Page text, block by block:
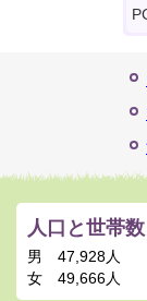
人口と世帯数
男
47,928人
女
49,666人